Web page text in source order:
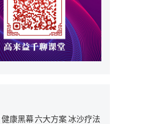
健康黑幕 六大方案冰沙疗法